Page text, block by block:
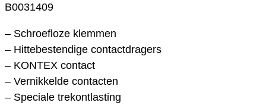
B0031409
– Schroefloze klemmen
– Hittebestendige contactdragers
– KONTEX contact
– Vernikkelde contacten
– Speciale trekontlasting